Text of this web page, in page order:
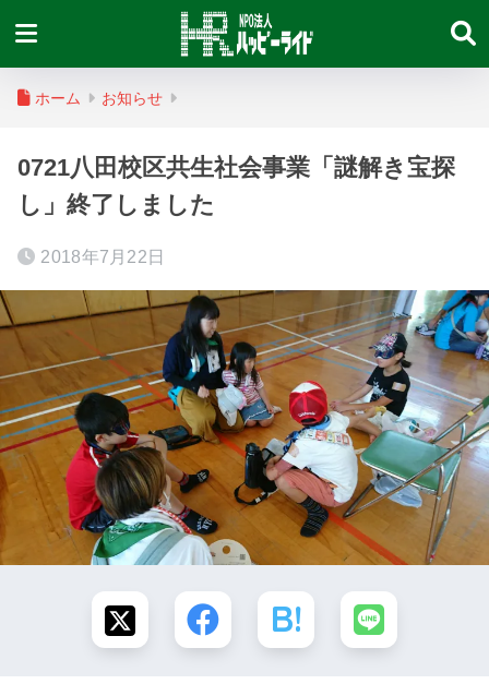
ホーム お知らせ
0721八田校区共生社会事業「謎解き宝探
し」終了しました
2018年7月22日